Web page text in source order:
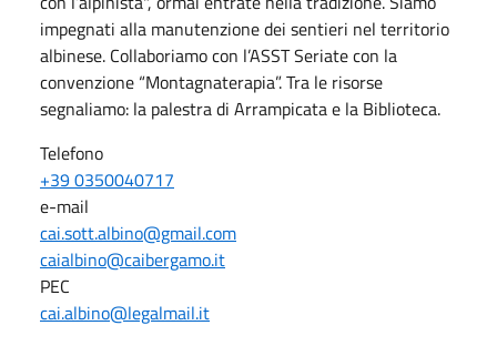
impegnati alla manutenzione dei sentieri nel territorio
albinese. Collaboriamo con l’ASST Seriate con la
convenzione “Montagnaterapia”. Tra le risorse
segnaliamo: la palestra di Arrampicata e la Biblioteca.
Telefono
+39 0350040717
e-mail
cai.sott.albino@gmail.com
caialbino@caibergamo.it
PEC
cai.albino@legalmail.it